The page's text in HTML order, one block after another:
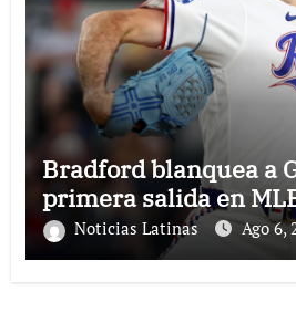
Bradford blanquea a
primera salida en
Noticias Latinas Ago 6,